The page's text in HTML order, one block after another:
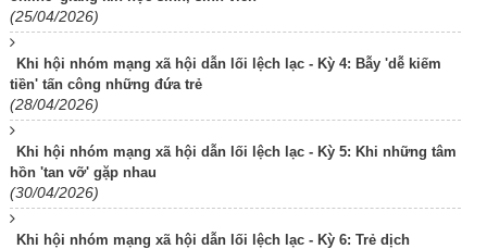
(25/04/2026)
Khi hội nhóm mạng xã hội dẫn lối lệch lạc - Kỳ 4: Bẫy 'dễ kiếm
tiền' tấn công những đứa trẻ
(28/04/2026)
Khi hội nhóm mạng xã hội dẫn lối lệch lạc - Kỳ 5: Khi những tâm
hồn 'tan vỡ' gặp nhau
(30/04/2026)
Khi hội nhóm mạng xã hội dẫn lối lệch lạc - Kỳ 6: Trẻ dịch